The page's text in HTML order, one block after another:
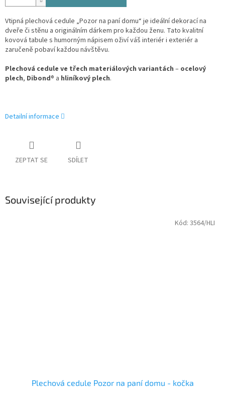
Vtipná plechová cedule „Pozor na paní domu“ je ideální dekorací na
dveře či stěnu a originálním dárkem pro každou ženu. Tato kvalitní
kovová tabule s humorným nápisem oživí váš interiér i exteriér a
zaručeně pobaví každou návštěvu.
Plechová cedule ve třech materiálových variantách – ocelový
plech, Dibond® a hliníkový plech.
Detailní informace
ZEPTAT SE SDÍLET
Související produkty
Plechová cedule Pozor na paní domu - kočka
Kód: 3564/HLI